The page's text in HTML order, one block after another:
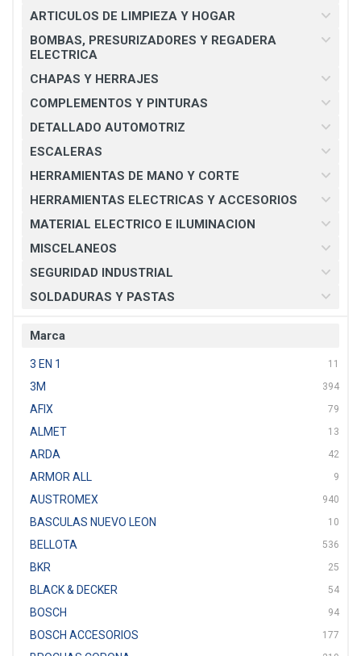
ARTICULOS DE LIMPIEZA Y HOGAR
BOMBAS, PRESURIZADORES Y REGADERA
ELECTRICA
CHAPAS Y HERRAJES
COMPLEMENTOS Y PINTURAS
DETALLADO AUTOMOTRIZ
ESCALERAS
HERRAMIENTAS DE MANO Y CORTE
HERRAMIENTAS ELECTRICAS Y ACCESORIOS
MATERIAL ELECTRICO E ILUMINACION
MISCELANEOS
SEGURIDAD INDUSTRIAL
SOLDADURAS Y PASTAS
Marca
3 EN 1 11
3M 394
AFIX 79
ALMET 13
ARDA 42
ARMOR ALL 9
AUSTROMEX 940
BASCULAS NUEVO LEON 10
BELLOTA 536
BKR 25
BLACK & DECKER 54
BOSCH 94
BOSCH ACCESORIOS 177